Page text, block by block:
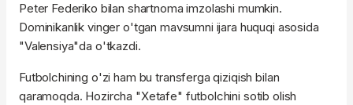
Peter Federiko bilan shartnoma imzolashi mumkin.
Dominikanlik vinger o'tgan mavsumni ijara huquqi asosida
"Valensiya"da o'tkazdi.
Futbolchining o'zi ham bu transferga qiziqish bilan
qaramoqda. Hozircha "Xetafe" futbolchini sotib olish